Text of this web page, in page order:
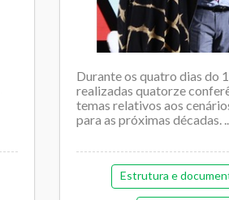
Durante os quatro dias do
realizadas quatorze
temas relativos aos
para as próximas décadas.
Estrutura e